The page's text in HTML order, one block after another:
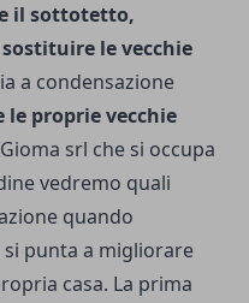
il sottotetto,
le vecchie
a condensazione
proprie vecchie
srl che si occupa
vedremo quali
quando
punta a migliorare
casa. La prima